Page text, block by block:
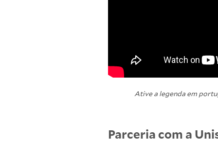
Ative a legenda em
Parceria com a